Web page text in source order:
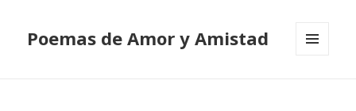
Poemas de Amor y Amistad